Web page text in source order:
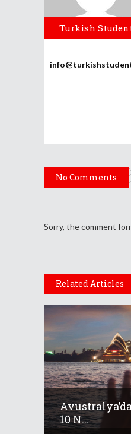
Turkish
No Comments
Sorry, the comment
Related Articles
10 N...